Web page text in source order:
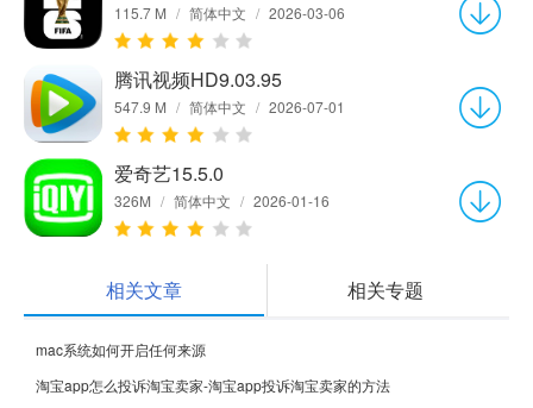
115.7 M / 简体中文 / 2026-03-06
腾讯视频HD9.03.95
547.9 M / 简体中文 / 2026-07-01
爱奇艺15.5.0
326M / 简体中文 / 2026-01-16
相关文章 相关专题
mac系统如何开启任何来源
淘宝app怎么投诉淘宝卖家-淘宝app投诉淘宝卖家的方法